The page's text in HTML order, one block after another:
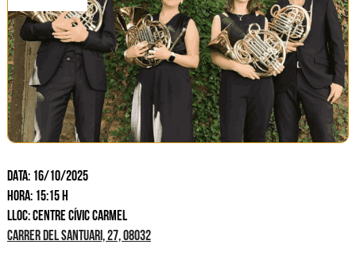
DATA: 16/10/2025
HORA: 15:15 H
LLOC: CENTRE CÍVIC CARMEL
CARRER DEL SANTUARI, 27, 08032